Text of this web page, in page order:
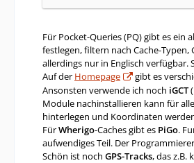
Für Pocket-Queries (PQ) gibt es ein
festlegen, filtern nach Cache-
allerdings nur in Englisch
Auf der Homepage
gibt es
Ansonsten verwende ich noch iGCT
Module nachinstallieren kann für
hinterlegen und Koordinaten
FürWherigo-Caches gibt es PiGo.
aufwendiges Teil. Der
Schön ist noch GPS-Tracks, das z.B.